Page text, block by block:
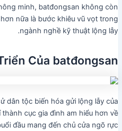
minh, batđongsan không còn
nữa là bước khiêu vũ vọt trong
ngành nghề kỹ thuật lộng lẫy.
Của batđongsan
dân tộc biến hóa gửi lộng lẫy của
cục gia đình am hiểu hơn về
đầu mang đến chủ cửa ngõ rực